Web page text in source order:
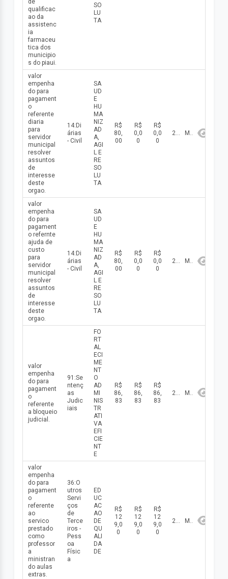
de
qualificac
ao da
assistenc
ia
farmaceu
tica dos
municipio
s do piaui.
SO
LU
TA
valor
empenha
do para
pagament
o
referente
diaria
para
servidor
municipal
resolver
assuntos
de
interesse
deste
orgao.
14:Di
árias
- Civil
SA
UD
E
HU
MA
NIZ
AD
A,
AGI
L E
RE
SO
LU
TA
R$
80,
00
R$
0,0
0
R$
0,0
0
2026 Maio
valor
empenha
do para
pagament
o refernte
ajuda de
custo
para
servidor
municipal
resolver
assuntos
de
interesse
deste
orgao.
14:Di
árias
- Civil
SA
UD
E
HU
MA
NIZ
AD
A,
AGI
L E
RE
SO
LU
TA
R$
80,
00
R$
0,0
0
R$
0,0
0
2026 Maio
valor
empenha
do para
pagament
o
referente
a bloqueio
judicial.
91:Se
ntenç
as
Judic
iais
FO
RT
AL
ECI
ME
NT
O
AD
MI
NIS
TR
ATI
VA
EFI
CIE
NT
E
R$
86,
83
R$
86,
83
R$
86,
83
2026 Maio
valor
empenha
do para
pagament
o
referente
ao
servico
prestado
como
professor
a
ministran
do aulas
extras.
36:O
utros
Servi
ços
de
Terce
iros -
Pess
oa
Físic
a
ED
UC
AC
AO
DE
QU
ALI
DA
DE
R$
12
9,0
0
R$
12
9,0
0
R$
12
9,0
0
2026 Maio